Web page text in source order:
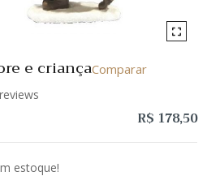
e criança
R$ 178,50
estoque!
Comparar